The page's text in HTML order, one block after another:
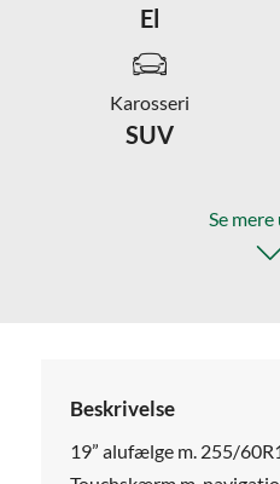
El
Karosseri
SUV
Se
Beskrivelse
19” alufælge m. 255/